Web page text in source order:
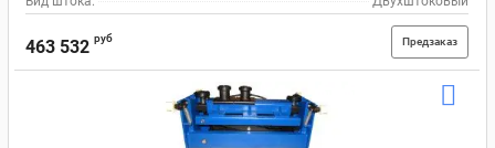
463 532 руб Предзаказ